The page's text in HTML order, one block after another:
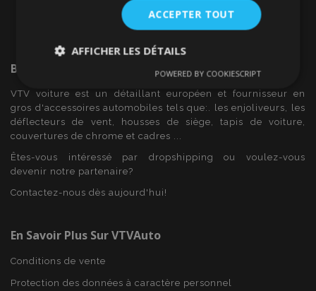
Bienvenue Sur
VTV voiture est un détaillant européen et fournisseur en
gros d'accessoires automobiles tels que:. les enjoliveurs, les
déflecteurs de vent, housses de siège, tapis de voiture,
couvertures de chrome et cadres ...
Êtes-vous intéressé par dropshipping ou voulez-vous
devenir notre partenaire?
Contactez-nous dès aujourd'hui!
En Savoir Plus Sur VTVAuto
Conditions de vente
Protection des données à caractère personnel
ACCEPTER TOUT
AFFICHER LES DÉTAILS
nécessaires
Performance Ciblage
POWERED BY COOKIESCRIPT